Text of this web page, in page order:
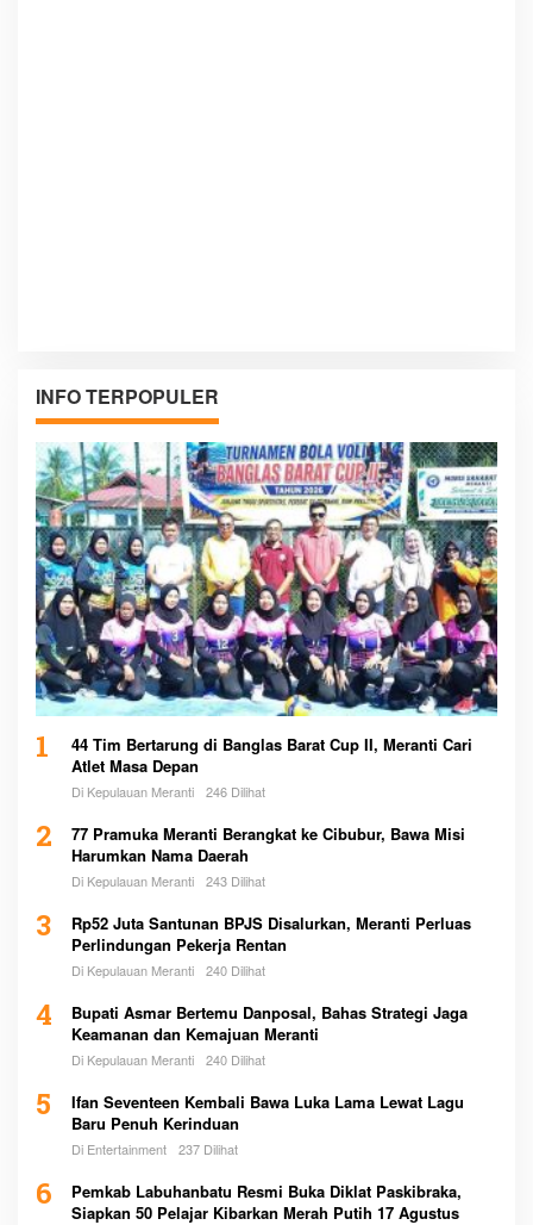
INFO TERPOPULER
1
44 Tim Bertarung di Banglas Barat Cup II, Meranti Cari
Atlet Masa Depan
Di Kepulauan Meranti 246 Dilihat
2
77 Pramuka Meranti Berangkat ke Cibubur, Bawa Misi
Harumkan Nama Daerah
Di Kepulauan Meranti 243 Dilihat
3
Rp52 Juta Santunan BPJS Disalurkan, Meranti Perluas
Perlindungan Pekerja Rentan
Di Kepulauan Meranti 240 Dilihat
4
Bupati Asmar Bertemu Danposal, Bahas Strategi Jaga
Keamanan dan Kemajuan Meranti
Di Kepulauan Meranti 240 Dilihat
5
Ifan Seventeen Kembali Bawa Luka Lama Lewat Lagu
Baru Penuh Kerinduan
Di Entertainment 237 Dilihat
6
Pemkab Labuhanbatu Resmi Buka Diklat Paskibraka,
Siapkan 50 Pelajar Kibarkan Merah Putih 17 Agustus